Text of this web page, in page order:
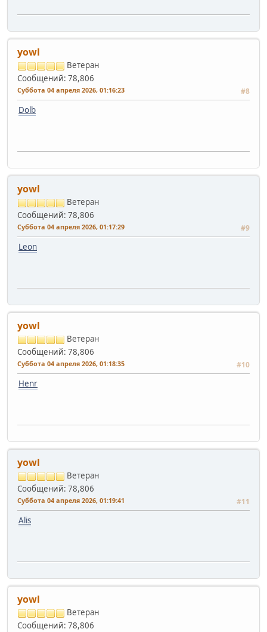
yowl
Ветеран
Сообщений: 78,806
Суббота 04 апреля 2026, 01:16:23 #8
Dolb
yowl
Ветеран
Сообщений: 78,806
Суббота 04 апреля 2026, 01:17:29 #9
Leon
yowl
Ветеран
Сообщений: 78,806
Суббота 04 апреля 2026, 01:18:35 #10
Henr
yowl
Ветеран
Сообщений: 78,806
Суббота 04 апреля 2026, 01:19:41 #11
Alis
yowl
Ветеран
Сообщений: 78,806